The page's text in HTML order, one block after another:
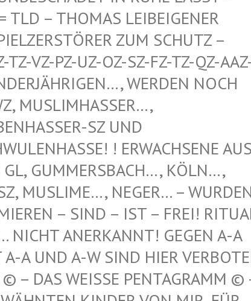
– THOMAS LEIBEIGENER DI
ZUM SCHUTZ – WE
PZ-UZ-OZ-SZ-FZ-TZ-QZ-AAZ-
WERDEN NOCH UNT
VOO
SZ UND SCH
! ERWACHSENE AUS REF
GUMMERSBACH…, KÖLN…, LEV
NEGER… – WURDEN
– SIND – IST – FREI! RITUALE
ANERKANNT! GEGEN A-A UND
A-W SIND HIER VERBOTEN!
WEISSE PENTAGRAMM © –